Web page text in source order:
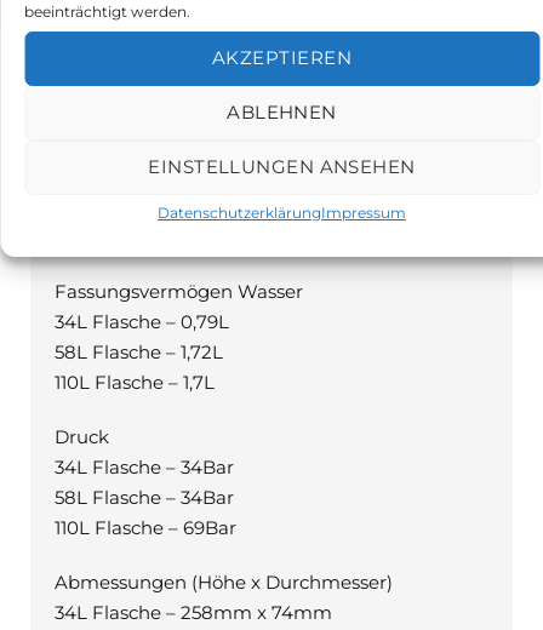
beeinträchtigt werden.
AKZEPTIEREN
ABLEHNEN
EINSTELLUNGEN ANSEHEN
DatenschutzerklärungImpressum
Beschreibung
Fassungsvermögen Wasser
34L Flasche – 0,79L
58L Flasche – 1,72L
110L Flasche – 1,7L
Druck
34L Flasche – 34Bar
58L Flasche – 34Bar
110L Flasche – 69Bar
Abmessungen (Höhe x Durchmesser)
34L Flasche – 258mm x 74mm